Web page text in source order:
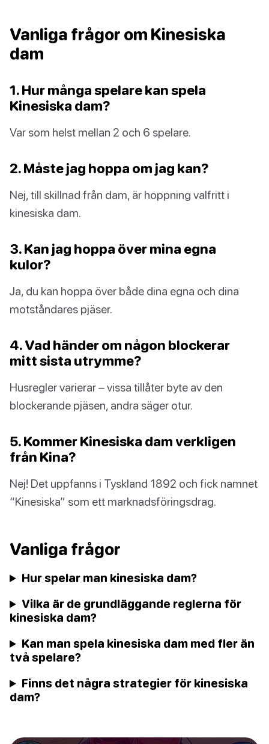
Vanliga frågor om Kinesiska
dam
1. Hur många spelare kan spela
Kinesiska dam?
Var som helst mellan 2 och 6 spelare.
2. Måste jag hoppa om jag kan?
Nej, till skillnad från dam, är hoppning valfritt i
kinesiska dam.
3. Kan jag hoppa över mina egna
kulor?
Ja, du kan hoppa över både dina egna och dina
motståndares pjäser.
4. Vad händer om någon blockerar
mitt sista utrymme?
Husregler varierar – vissa tillåter byte av den
blockerande pjäsen, andra säger otur.
5. Kommer Kinesiska dam verkligen
från Kina?
Nej! Det uppfanns i Tyskland 1892 och fick namnet
“Kinesiska” som ett marknadsföringsdrag.
Vanliga frågor
Hur spelar man kinesiska dam?
Vilka är de grundläggande reglerna för
kinesiska dam?
Kan man spela kinesiska dam med fler än
två spelare?
Finns det några strategier för kinesiska
dam?